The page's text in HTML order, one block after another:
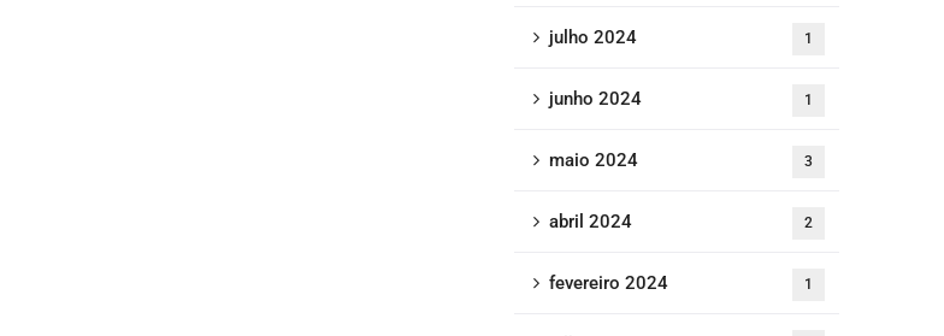
julho 2024 1
junho 2024 1
maio 2024 3
abril 2024 2
fevereiro 2024 1